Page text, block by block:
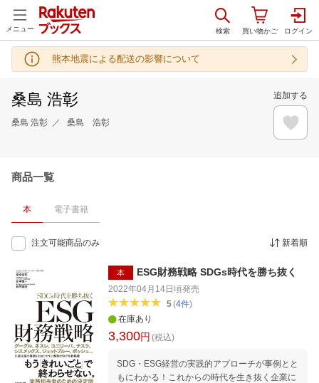
メニュー
熊本地震による配送の影響について
桑島 浩彰
桑島 浩彰 桑島 浩彰
追加する
商品一覧
本 電子書籍
注文可能商品のみ 新着順
本 ESG財務戦略 SDGs時代を勝ち抜く
2022年04月14日頃発売
5(4件)
在庫あり
3,300円 (税込)
SDG・ESG経営の実践的アプローチが事例とと
もにわかる！これからの時代を生き抜く企業に